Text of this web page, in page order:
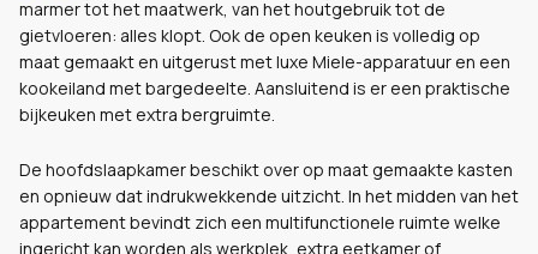
marmer tot het maatwerk, van het houtgebruik tot de
gietvloeren: alles klopt. Ook de open keuken is volledig op
maat gemaakt en uitgerust met luxe Miele-apparatuur en een
kookeiland met bargedeelte. Aansluitend is er een praktische
bijkeuken met extra bergruimte.
De hoofdslaapkamer beschikt over op maat gemaakte kasten
en opnieuw dat indrukwekkende uitzicht. In het midden van het
appartement bevindt zich een multifunctionele ruimte welke
ingericht kan worden als werkplek, extra eetkamer of